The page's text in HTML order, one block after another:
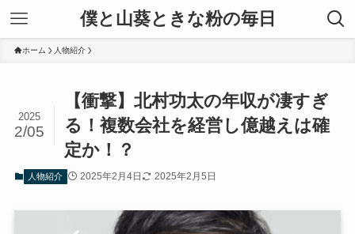
僕と山葵ときな粉の毎日
ホーム 人物紹介
【衝撃】北村功太の年収が凄すぎ
る！複数会社を経営し億越えは確
定か！？
2025
2/05
人物紹介 2025年2月4日 2025年2月5日